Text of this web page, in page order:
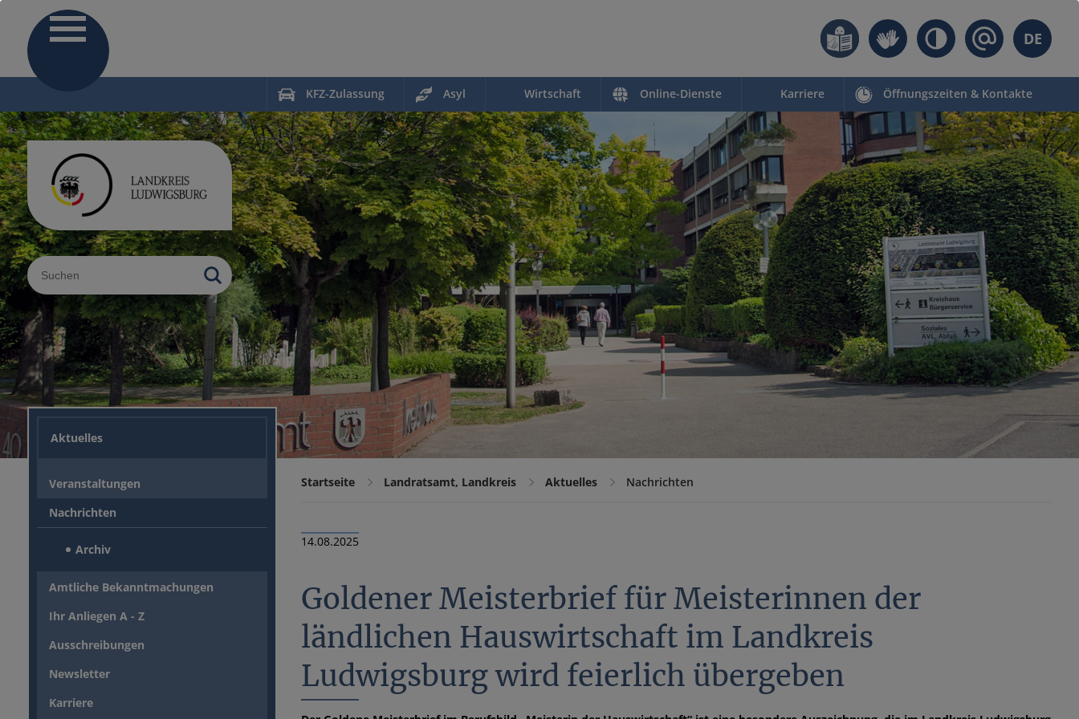
DE
KFZ-Zulassung Asyl Wirtschaft Online-Dienste Karriere Öffnungszeiten & Kontakte
Sucheingabe
Aktuelles
Veranstaltungen
Nachrichten
Archiv
Amtliche Bekanntmachungen
Ihr Anliegen A - Z
Ausschreibungen
Newsletter
Karriere
Startseite Landratsamt, Landkreis Aktuelles Nachrichten
14.08.2025
Goldener Meisterbrief für Meisterinnen der
ländlichen Hauswirtschaft im Landkreis
Ludwigsburg wird feierlich übergeben